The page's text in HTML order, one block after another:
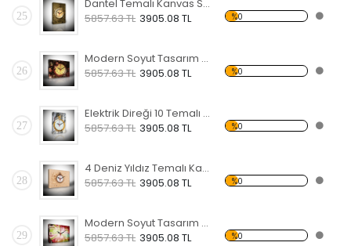
25
Dantel Temalı Kanvas Saat
5857.63 TL 3905.08 TL %0
26
Modern Soyut Tasarım 16 Temalı Kanvas Saat
5857.63 TL 3905.08 TL %0
27
Elektrik Direği 10 Temalı Kanvas Saat
5857.63 TL 3905.08 TL %0
28
4 Deniz Yıldız Temalı Kanvas Saat
5857.63 TL 3905.08 TL %0
29
Modern Soyut Tasarım 15 Temalı Kanvas Saat
5857.63 TL 3905.08 TL %0